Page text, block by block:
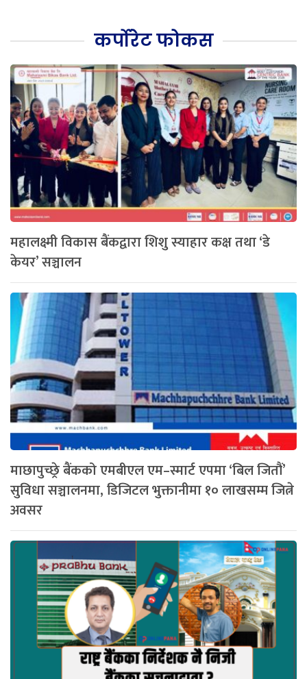
कर्पोरेट फोकस
महालक्ष्मी विकास बैंकद्वारा शिशु स्याहार कक्ष तथा ‘डे
केयर’ सञ्चालन
माछापुच्छ्रे बैंकको एमबीएल एम–स्मार्ट एपमा ‘बिल जितौं’
सुविधा सञ्चालनमा, डिजिटल भुक्तानीमा १० लाखसम्म जित्ने
अवसर